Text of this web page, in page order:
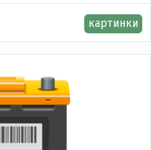
картинки